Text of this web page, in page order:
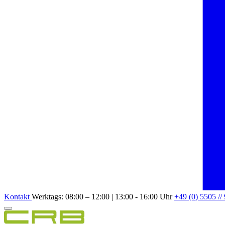
Kontakt Werktags: 08:00 – 12:00 | 13:00 - 16:00 Uhr+49 (0) 5505 //